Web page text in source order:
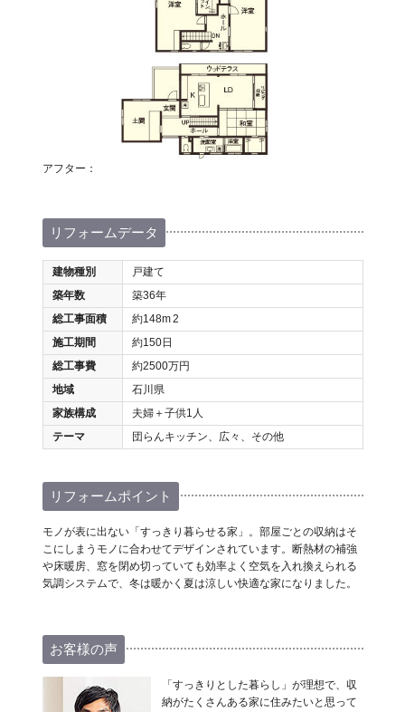
アフター：
リフォームデータ
建物種別
戸建て
築年数
築36年
総工事面積
約148m2
施工期間
約150日
総工事費
約2500万円
地域
石川県
家族構成
夫婦＋子供1人
テーマ
団らんキッチン、広々、その他
リフォームポイント
モノが表に出ない「すっきり暮らせる家」。部屋ごとの収納はそ
こにしまうモノに合わせてデザインされています。断熱材の補強
や床暖房、窓を閉め切っていても効率よく空気を入れ換えられる
気調システムで、冬は暖かく夏は涼しい快適な家になりました。
お客様の声
「すっきりとした暮らし」が理想で、収
納がたくさんある家に住みたいと思って